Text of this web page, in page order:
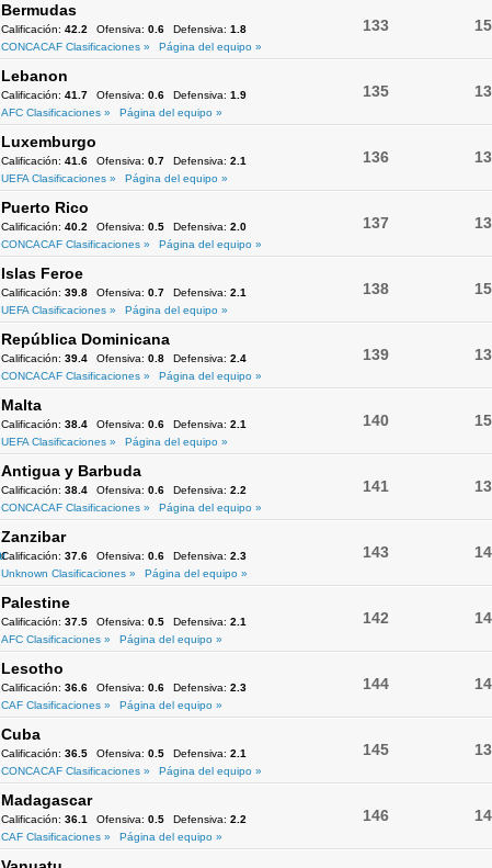
Bermudas
Calificación: 42.2 Ofensiva: 0.6 Defensiva: 1.8
CONCACAF Clasificaciones »
Página del equipo »
133
Lebanon
Calificación: 41.7 Ofensiva: 0.6 Defensiva: 1.9
AFC Clasificaciones »
Página del equipo »
135
Luxemburgo
Calificación: 41.6 Ofensiva: 0.7 Defensiva: 2.1
UEFA Clasificaciones »
Página del equipo »
136
Puerto Rico
Calificación: 40.2 Ofensiva: 0.5 Defensiva: 2.0
CONCACAF Clasificaciones »
Página del equipo »
137
Islas Feroe
Calificación: 39.8 Ofensiva: 0.7 Defensiva: 2.1
UEFA Clasificaciones »
Página del equipo »
138
República Dominicana
Calificación: 39.4 Ofensiva: 0.8 Defensiva: 2.4
CONCACAF Clasificaciones »
Página del equipo »
139
Malta
Calificación: 38.4 Ofensiva: 0.6 Defensiva: 2.1
UEFA Clasificaciones »
Página del equipo »
140
Antigua y Barbuda
Calificación: 38.4 Ofensiva: 0.6 Defensiva: 2.2
CONCACAF Clasificaciones »
Página del equipo »
141
Zanzibar
Calificación: 37.6 Ofensiva: 0.6 Defensiva: 2.3
Unknown Clasificaciones »
Página del equipo »
143
Palestine
Calificación: 37.5 Ofensiva: 0.5 Defensiva: 2.1
AFC Clasificaciones »
Página del equipo »
142
Lesotho
Calificación: 36.6 Ofensiva: 0.6 Defensiva: 2.3
CAF Clasificaciones »
Página del equipo »
144
Cuba
Calificación: 36.5 Ofensiva: 0.5 Defensiva: 2.1
CONCACAF Clasificaciones »
Página del equipo »
145
Madagascar
Calificación: 36.1 Ofensiva: 0.5 Defensiva: 2.2
CAF Clasificaciones »
Página del equipo »
146